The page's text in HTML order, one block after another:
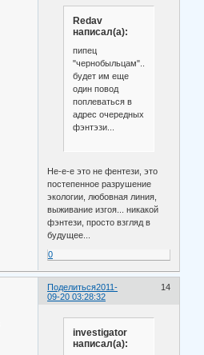
Redav
написал(а):
пипец
"чернобыльцам"...
будет им еще
один повод
поплеваться в
адрес очередных
фэнтэзи...
Не-е-е это не фентези, это
постепенное разрушение
экологии, любовная линия,
выживание изгоя... никакой
фэнтези, просто взгляд в
будущее...
0
Поделиться 14
2011-
09-20 03:28:32
investigator
написал(а):